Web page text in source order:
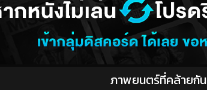
ภาพยนตร์ที่คล้ายกัน